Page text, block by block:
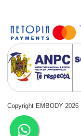
Copyright EMBODY 2026